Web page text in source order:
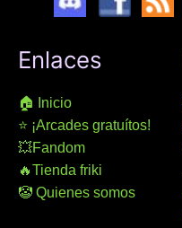
Enlaces
🏠 Inicio
⭐ ¡Arcades gratuítos!
💥Fandom
🔥Tienda friki
🤡 Quienes somos